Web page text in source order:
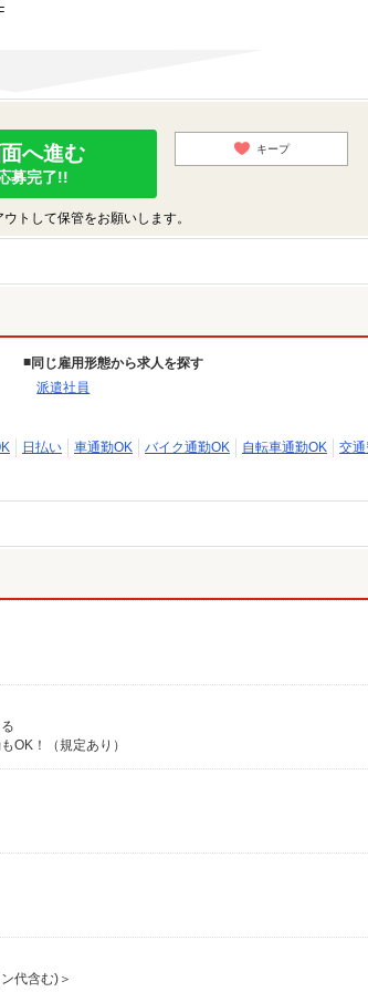
へ進む
募完了!!
キープ
トして保管をお願いします。
同じ雇用形態から求人を探す
派遣社員
日払い 車通勤OK バイク通勤OK 自転車通勤OK
交
OK！（規定あり）
代含む)＞